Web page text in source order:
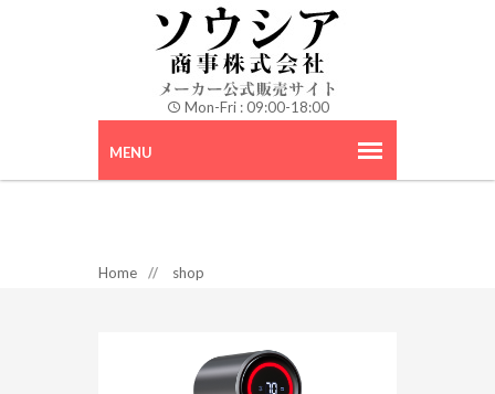
Mon-Fri : 09:00-18:00
Home // shop